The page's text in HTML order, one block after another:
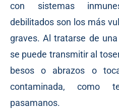
con sistemas
debilitados son los más
graves. Al tratarse de
se puede transmitir al
besos o abrazos o
contaminada, como
pasamanos.